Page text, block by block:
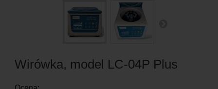
Wirówka, model LC-04P Plus